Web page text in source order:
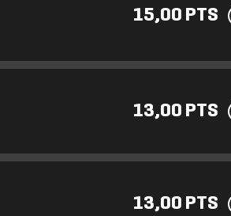
15,00 PTS
13,00 PTS
13,00 PTS